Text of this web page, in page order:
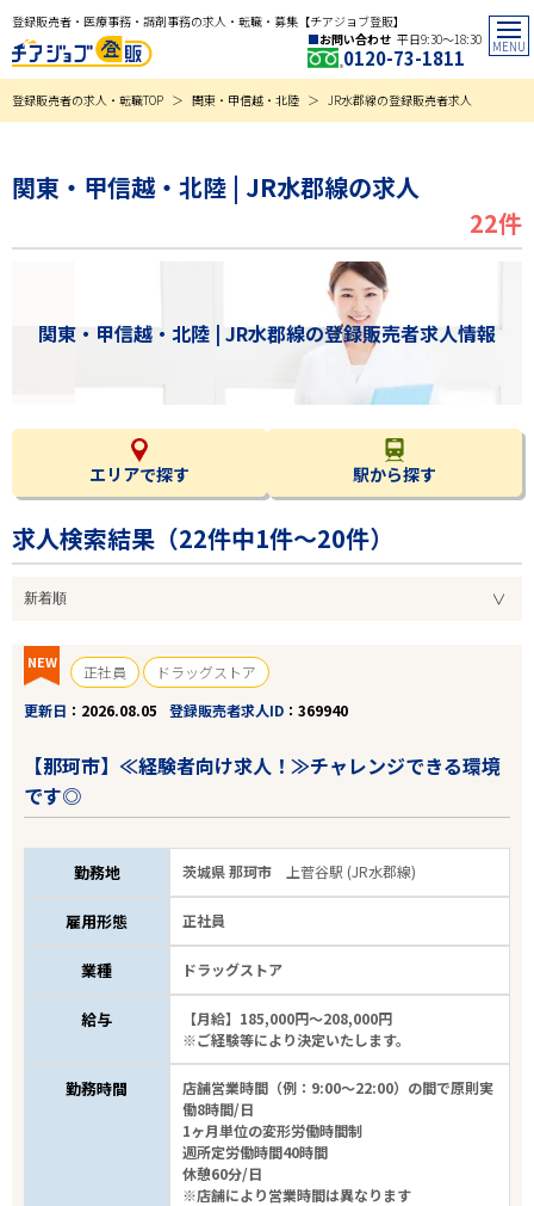
登録販売者・医療事務・調剤事務の求人・転職・募集【チアジョブ登販】
お問い合わせ 平日9:30〜18:30
0120-73-1811
登録販売者の求人・転職TOP 関東・甲信越・北陸 JR水郡線の登録販売者求人
関東・甲信越・北陸 | JR水郡線の求人
22件
関東・甲信越・北陸 | JR水郡線の登録販売者求人情報
エリアで探す 駅から探す
求人検索結果（22件中1件～20件）
NEW 正社員
ドラッグストア
更新日
2026.08.05 登録販売者求人ID 369940
【那珂市】≪経験者向け求人！≫チャレンジできる環境
です◎
勤務地 茨城県 那珂市 上菅谷駅 (JR水郡線)
雇用形態 正社員
業種 ドラッグストア
給与
【月給】185,000円～208,000円
※ご経験等により決定いたします。
勤務時間
店舗営業時間（例：9:00～22:00）の間で原則実
働8時間/日
1ヶ月単位の変形労働時間制
週所定労働時間40時間
休憩60分/日
※店舗により営業時間は異なります